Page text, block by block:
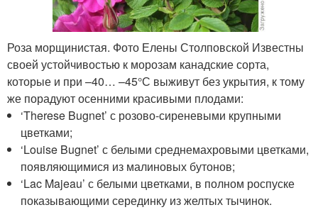
Роза морщинистая. Фото Елены Столповской Известны
своей устойчивостью к морозам канадские сорта,
которые и при –40… –45°С выживут без укрытия, к тому
же порадуют осенними красивыми плодами:
‘Therese Bugnet’ с розово-сиреневыми крупными
цветками;
‘Louise Bugnet’ с белыми среднемахровыми цветками,
появляющимися из малиновых бутонов;
‘Lac Majeau’ с белыми цветками, в полном роспуске
показывающими серединку из желтых тычинок.